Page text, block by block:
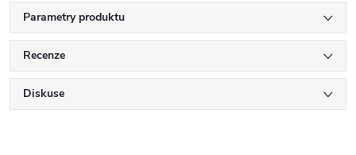
Parametry produktu
Recenze
Diskuse